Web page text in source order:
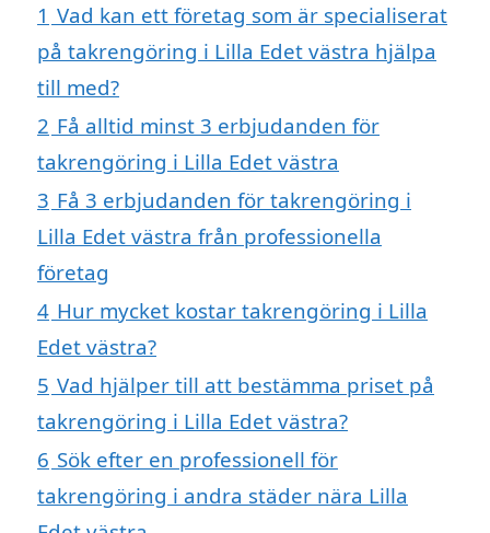
1 Vad kan ett företag som är specialiserat
på takrengöring i Lilla Edet västra hjälpa
till med?
2 Få alltid minst 3 erbjudanden för
takrengöring i Lilla Edet västra
3 Få 3 erbjudanden för takrengöring i
Lilla Edet västra från professionella
företag
4 Hur mycket kostar takrengöring i Lilla
Edet västra?
5 Vad hjälper till att bestämma priset på
takrengöring i Lilla Edet västra?
6 Sök efter en professionell för
takrengöring i andra städer nära Lilla